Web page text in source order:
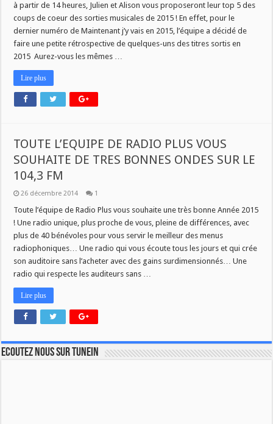
:
Rétrospective
des
sorties
musicales
2015
à partir de 14 heures, Julien et Alison vous proposeront leur top 5 des
coups de coeur des sorties musicales de 2015 ! En effet, pour le
dernier numéro de Maintenant j’y vais en 2015, l’équipe a décidé de
faire une petite rétrospective de quelques-uns des titres sortis en
2015 Aurez-vous les mêmes …
Lire plus
TOUTE L’EQUIPE DE RADIO PLUS VOUS
SOUHAITE DE TRES BONNES ONDES SUR LE
104,3 FM
26 décembre 2014 1
Toute l’équipe de Radio Plus vous souhaite une très bonne Année 2015
! Une radio unique, plus proche de vous, pleine de différences, avec
plus de 40 bénévoles pour vous servir le meilleur des menus
radiophoniques… Une radio qui vous écoute tous les jours et qui crée
son auditoire sans l’acheter avec des gains surdimensionnés… Une
radio qui respecte les auditeurs sans …
Lire plus
Ecoutez nous sur TuneIn